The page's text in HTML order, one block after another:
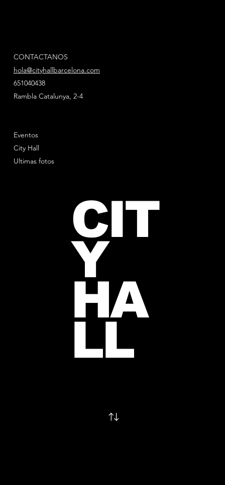
Eventos
City Hall
Ultimas fotos
CIT
Y
HA
LL
CONTACTANOS
hola@cityhallbarcelona.com
651040438
Rambla Catalunya, 2-4